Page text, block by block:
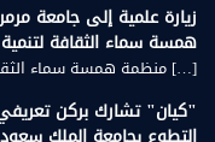
همسة سماء الثقافة
[…] منظمة همسة سماء
"كيان" تشارك بركن